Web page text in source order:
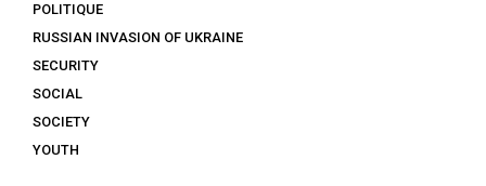
POLITIQUE
RUSSIAN INVASION OF UKRAINE
SECURITY
SOCIAL
SOCIETY
YOUTH